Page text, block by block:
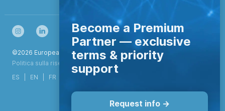
©2026 European Aluminium Systems S.L. Tutti i diritti riservati
Politica sulla riservatezza
Configurar cookies
ES
EN FR NL
Become a Premium
Partner — exclusive
terms & priority
support
Request info ->